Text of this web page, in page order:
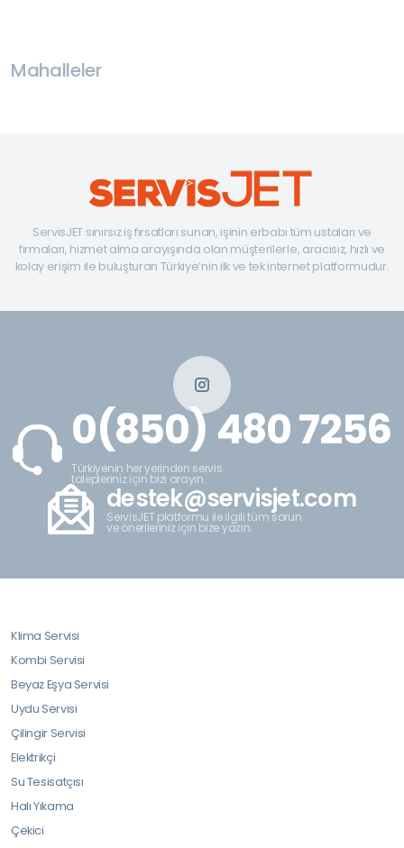
Mahalleler
ServisJET sınırsız iş fırsatları sunan, işinin erbabı tüm ustaları ve
firmaları, hizmet alma arayışında olan müşterilerle, aracısız, hızlı ve
kolay erişim ile buluşturan Türkiye’nin ilk ve tek internet platformudur.
0(850) 480 7256
Türkiyenin her yerinden servis
talepleriniz için bizi arayın.
destek@servisjet.com
ServisJET platformu ile ilgili tüm sorun
ve önerileriniz için bize yazın.
Klima Servisi
Kombi Servisi
Beyaz Eşya Servisi
Uydu Servisi
Çilingir Servisi
Elektrikçi
Su Tesisatçısı
Halı Yıkama
Çekici